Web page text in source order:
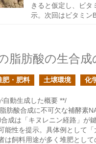
きると仮定し、ビタ
示。次回はビタミン
脂肪酸の生合成
肥・肥料 土壌環境 化
自動生成した概要 **/
肪酸合成に不可欠な補酵素
成は「キヌレニン経路」が
能性を提示。具体例として
は飼料用途が多く堆肥とし